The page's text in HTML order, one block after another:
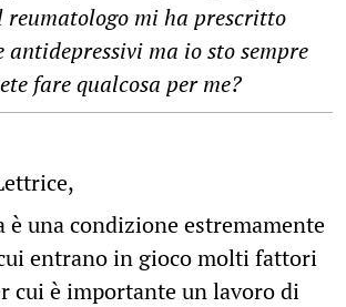
reumatologo mi ha prescritto
ma io sto sempre
fare qualcosa per me?
una condizione estremamente
entrano in gioco molti fattori
cui è importante un lavoro di